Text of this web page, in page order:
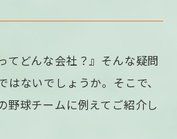
てどんな会社？』そんな疑問
ないでしょうか。そこで、
野球チームに例えてご紹介し